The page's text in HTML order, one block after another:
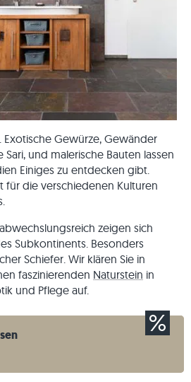
Exotische Gewürze, Gewänder
und malerische Bauten lassen
Einiges zu entdecken gibt.
für die verschiedenen Kulturen
zeigen sich
Subkontinents. Besonders
Schiefer. Wir klären Sie in
faszinierenden Naturstein in
und Pflege auf.